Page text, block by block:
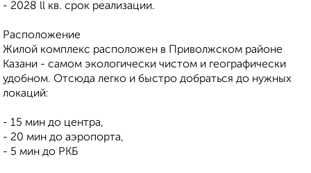
- 2028 ll кв. срок реализации.
Расположение
Жилой комплекс расположен в Приволжском районе
Казани - самом экологически чистом и географически
удобном. Отсюда легко и быстро добраться до нужных
локаций:
- 15 мин до центра,
- 20 мин до аэропорта,
- 5 мин до РКБ